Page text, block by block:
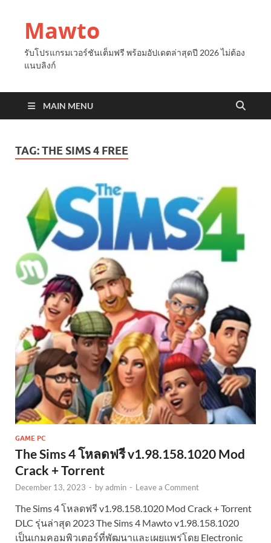
Mawto
รับโปรแกรมเวอร์ชันเต็มฟรี พร้อมอัปเดตล่าสุดปี 2026 ไม่ต้อง
แนบลิงก์
MAIN MENU
TAG:THE SIMS 4 FREE
GAME PC
The Sims 4 โหลดฟรี v1.98.158.1020 Mod
Crack + Torrent
December 13, 2023 - byadmin - Leave a Comment
The Sims 4 โหลดฟรี v1.98.158.1020 Mod Crack + Torrent
DLC รุ่นล่าสุด 2023 The Sims 4 Mawto v1.98.158.1020
เป็นเกมคอมพิวเตอร์ที่พัฒนาและเผยแพร่โดย Electronic